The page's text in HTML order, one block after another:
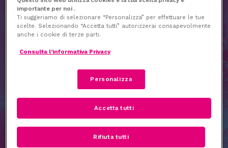
main
search
Qui, per la Salute di
Ogni Donna
importante per noi .
Ti suggeriamo di selezionare “Personalizza” per effettuare le tue
scelte. Selezionando “Accetta tutti” autorizzerai consapevolmente
anche i cookie di terze parti.
Consulta l’informativa Privacy
Personalizza
Rifiuta tutti
Accetta tutti